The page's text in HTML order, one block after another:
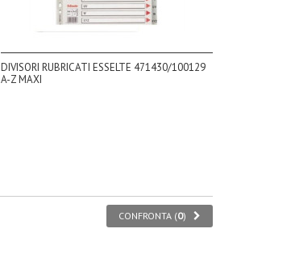
DIVISORI RUBRICATI ESSELTE 471430/100129
A-Z MAXI
CONFRONTA (0)